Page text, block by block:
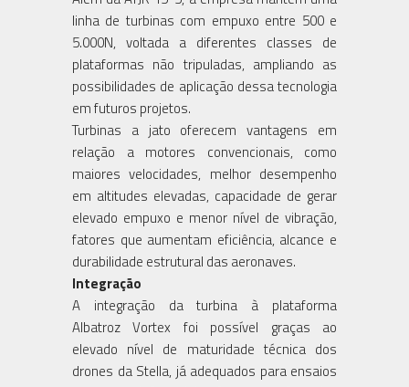
linha de turbinas com empuxo entre 500 e
5.000N, voltada a diferentes classes de
plataformas não tripuladas, ampliando as
possibilidades de aplicação dessa tecnologia
em futuros projetos.
Turbinas a jato oferecem vantagens em
relação a motores convencionais, como
maiores velocidades, melhor desempenho
em altitudes elevadas, capacidade de gerar
elevado empuxo e menor nível de vibração,
fatores que aumentam eficiência, alcance e
durabilidade estrutural das aeronaves.
Integração
A integração da turbina à plataforma
Albatroz Vortex foi possível graças ao
elevado nível de maturidade técnica dos
drones da Stella, já adequados para ensaios